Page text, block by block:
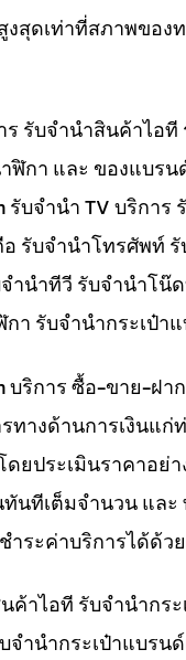
สุดเท่าที่สภาพของ
ร รับจำนำสินค้าไอ
ฬิกา และ ของแบรน
รับจำนำ TV บริการ
รับจำนำโทรศัพท์
ำนำทีวี รับจำนำโน๊
า รับจำนำกระเป๋า
บริการ ซื้อ-ขาย-ฝา
ทางด้านการเงินแก่
ดยประเมินราคาอย่
ทันทีเต็มจำนวน แล
ำระค่าบริการได้ด้ว
ค้าไอที รับจำนำกระ
จำนำกระเป๋าแบรน